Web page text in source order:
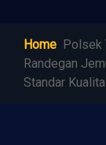
Home Polsek
Randegan
Standar